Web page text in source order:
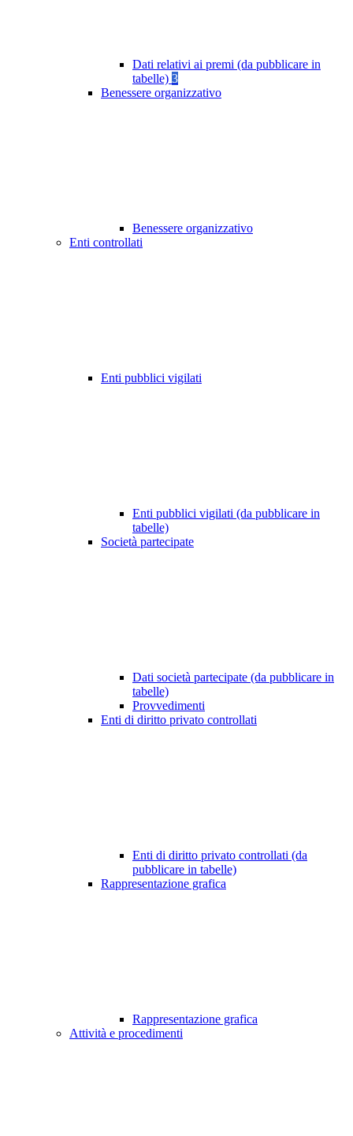
Dati relativi ai premi (da pubblicare in
tabelle) 3
Benessere organizzativo
Benessere organizzativo
Enti controllati
Enti pubblici vigilati
Enti pubblici vigilati (da pubblicare in
tabelle)
Società partecipate
Dati società partecipate (da pubblicare in
tabelle)
Provvedimenti
Enti di diritto privato controllati
Enti di diritto privato controllati (da
pubblicare in tabelle)
Rappresentazione grafica
Rappresentazione grafica
Attività e procedimenti